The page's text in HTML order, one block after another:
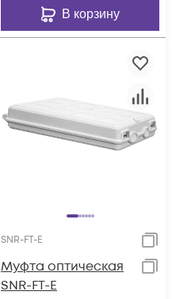
В корзину
SNR-FT-E
Муфта оптическая
SNR-FT-E